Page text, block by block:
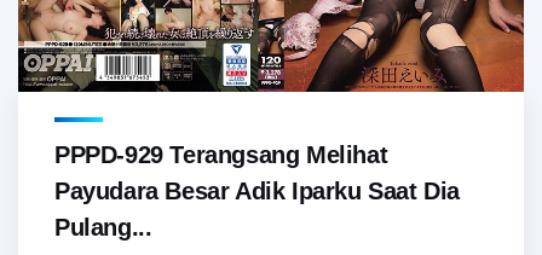
PPPD-929 Terangsang Melihat
Payudara Besar Adik Iparku Saat Dia
Pulang...